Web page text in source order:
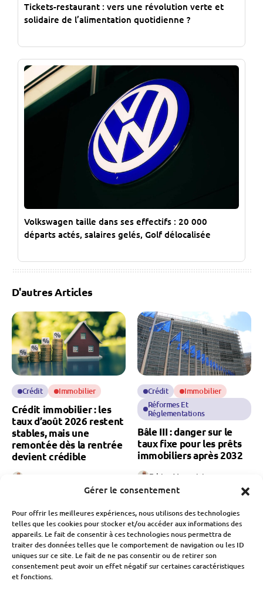
Gérer le consentement
Pour offrir les meilleures expériences, nous utilisons des technologies
telles que les cookies pour stocker et/ou accéder aux informations des
appareils. Le fait de consentir à ces technologies nous permettra de
traiter des données telles que le comportement de navigation ou les ID
uniques sur ce site. Le fait de ne pas consentir ou de retirer son
consentement peut avoir un effet négatif sur certaines caractéristiques
et fonctions.
Tickets-restaurant : vers une révolution verte et
solidaire de l’alimentation quotidienne ?
Volkswagen taille dans ses effectifs : 20 000
départs actés, salaires gelés, Golf délocalisée
D'autres Articles
Crédit Immobilier
Crédit immobilier : les
taux d’août 2026 restent
stables, mais une
remontée dès la rentrée
devient crédible
Crédit
Immobilier
Réformes Et
Réglementations
Bâle III : danger sur le
taux fixe pour les prêts
immobiliers après 2032
Fabien Monvoisin
30 Juillet 2026